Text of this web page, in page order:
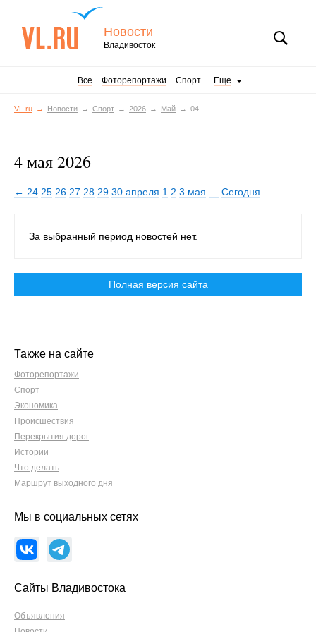
Новости
Владивосток
Все Фоторепортажи Спорт Еще
VL.ru Новости Спорт 2026 Май 04
4 мая 2026
← 24 25 26 27 28 29 30 апреля 1 2 3 мая Сегодня
За выбранный период новостей нет.
Полная версия сайта
Также на сайте
Фоторепортажи
Спорт
Экономика
Происшествия
Перекрытия дорог
Истории
Что делать
Маршрут выходного дня
Мы в социальных сетях
Сайты Владивостока
Объявления